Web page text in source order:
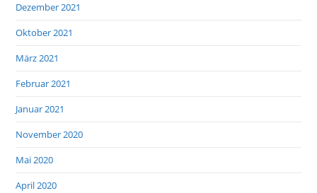
Dezember 2021
Oktober 2021
März 2021
Februar 2021
Januar 2021
November 2020
Mai 2020
April 2020